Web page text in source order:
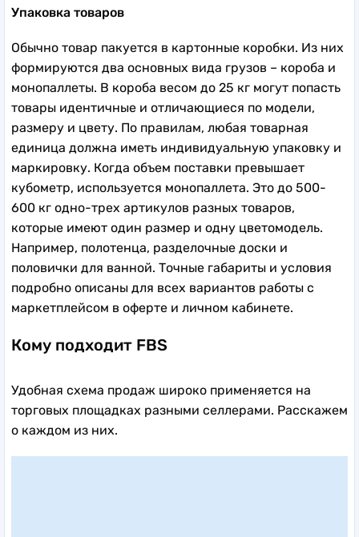
Упаковка товаров
Обычно товар пакуется в картонные коробки. Из них
формируются два основных вида грузов – короба и
монопаллеты. В короба весом до 25 кг могут попасть
товары идентичные и отличающиеся по модели,
размеру и цвету. По правилам, любая товарная
единица должна иметь индивидуальную упаковку и
маркировку. Когда объем поставки превышает
кубометр, используется монопаллета. Это до 500-
600 кг одно-трех артикулов разных товаров,
которые имеют один размер и одну цветомодель.
Например, полотенца, разделочные доски и
половички для ванной. Точные габариты и условия
подробно описаны для всех вариантов работы с
маркетплейсом в оферте и личном кабинете.
Кому подходит FBS
Удобная схема продаж широко применяется на
торговых площадках разными селлерами. Расскажем
о каждом из них.